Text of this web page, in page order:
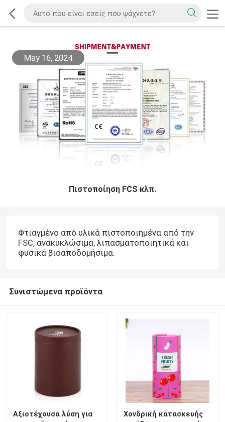
May 16, 2024
Πιστοποίηση FCS κλπ.
Φτιαγμένο από υλικά πιστοποιημένα από την
FSC, ανακυκλώσιμα, λιπασματοποιητικά και
φυσικά βιοαποδομήσιμα.
Συνιστώμενα προϊόντα
Αξιοτέχουσα λύση για
Χονδρική κατασκευής